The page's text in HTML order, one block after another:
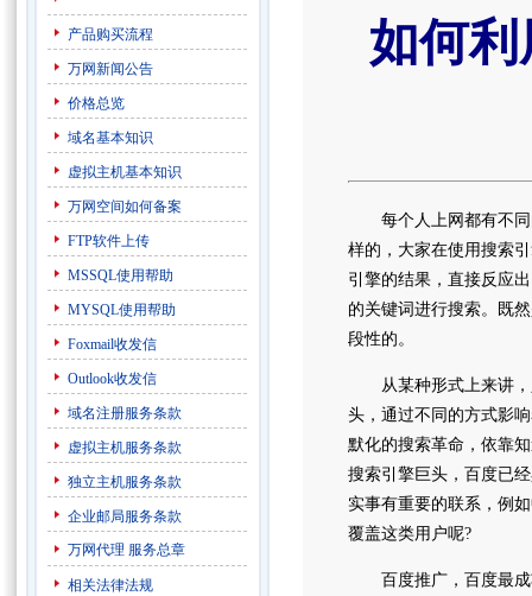
产品购买流程
万网新闻公告
价格总览
域名基本知识
虚拟主机基本知识
万网空间如何备案
FTP软件上传
MSSQL使用帮助
MYSQL使用帮助
Foxmail收发信
Outlook收发信
域名注册服务条款
虚拟主机服务条款
独立主机服务条款
企业邮局服务条款
万网代理 服务总章
相关法律法规
如何
每个人上网都有不同
样的，大家在使用搜索
引擎的结果，直接反应
的关键词进行搜索。既
段性的。
从某种形式上来讲，
头，通过不同的方式影
默化的搜索革命，依靠
搜索引擎巨头，百度已
实事有重要的联系，例
覆盖这类用户呢?
百度推广，百度最成